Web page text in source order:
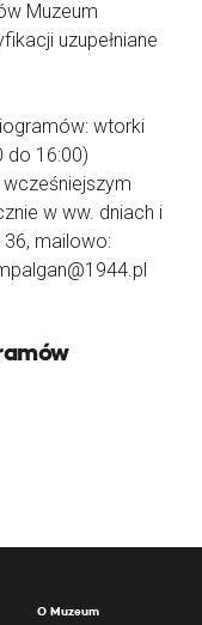
Muzeum
uzupełniane
wtorki
do 16:00)
w ww. dniach i
mailowo:
O Muzeum